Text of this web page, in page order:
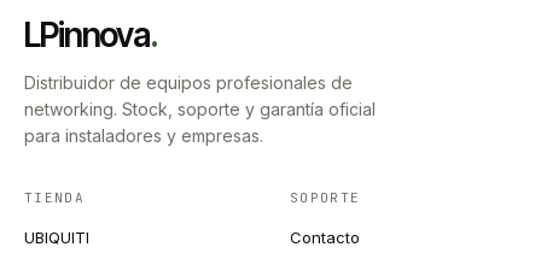
LPinnova.
Distribuidor de equipos profesionales de
networking. Stock, soporte y garantía oficial
para instaladores y empresas.
TIENDA
UBIQUITI
SOPORTE
Contacto